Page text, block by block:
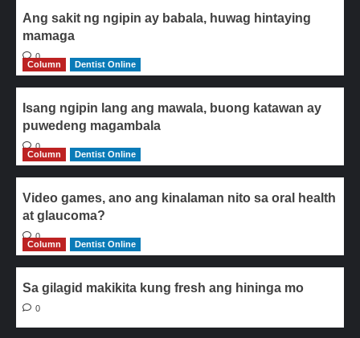
Ang sakit ng ngipin ay babala, huwag hintaying
mamaga
0
Column
Dentist Online
Isang ngipin lang ang mawala, buong katawan ay
puwedeng magambala
0
Column
Dentist Online
Video games, ano ang kinalaman nito sa oral health
at glaucoma?
0
Column
Dentist Online
Sa gilagid makikita kung fresh ang hininga mo
0